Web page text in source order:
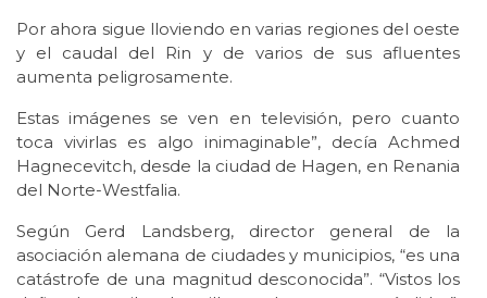
Por ahora sigue lloviendo en varias regiones del oeste
y el caudal del Rin y de varios de sus afluentes
aumenta peligrosamente.
Estas imágenes se ven en televisión, pero cuanto
toca vivirlas es algo inimaginable”, decía Achmed
Hagnecevitch, desde la ciudad de Hagen, en Renania
del Norte-Westfalia.
Según Gerd Landsberg, director general de la
asociación alemana de ciudades y municipios, “es una
catástrofe de una magnitud desconocida”. “Vistos los